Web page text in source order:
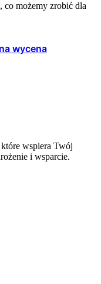
co możemy zrobić dla
wycena
wspiera Twój
i wsparcie.